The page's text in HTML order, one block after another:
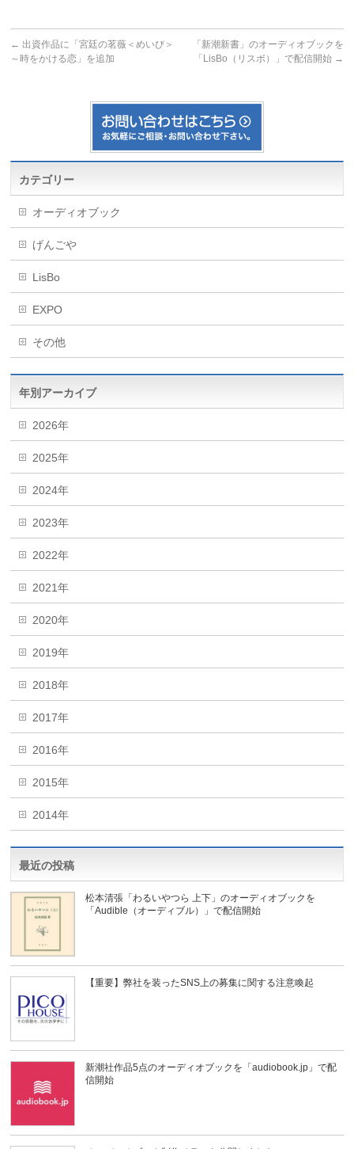
← 出資作品に「宮廷の茗薇＜めいび＞
～時をかける恋」を追加
「新潮新書」のオーディオブックを
「LisBo（リスボ）」で配信開始 →
カテゴリー
オーディオブック
げんごや
LisBo
EXPO
その他
年別アーカイブ
2026年
2025年
2024年
2023年
2022年
2021年
2020年
2019年
2018年
2017年
2016年
2015年
2014年
最近の投稿
松本清張「わるいやつら 上下」のオーディオブックを
「Audible（オーディブル）」で配信開始
【重要】弊社を装ったSNS上の募集に関する注意喚起
新潮社作品5点のオーディオブックを「audiobook.jp」で配
信開始